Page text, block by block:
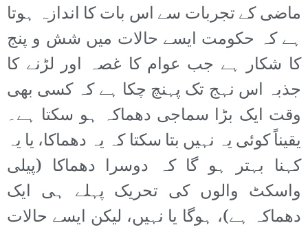
ماضی کے تجربات سے اس بات کا اندازہ ہوتا
ہے کہ حکومت ایسے حالات میں شش و پنج
کا شکار ہے جب عوام کا غصہ اور لڑنے کا
جذبہ اس نہج تک پہنچ چکا ہے کہ کسی بھی
وقت ایک بڑا سماجی دھماکہ ہو سکتا ہے۔
یقیناً کوئی یہ نہیں بتا سکتا کہ یہ دھماکا، یا یہ
کہنا بہتر ہو گا کہ دوسرا دھماکا (پیلی
واسکٹ والوں کی تحریک پہلے ہی ایک
دھماکہ ہے)، ہوگا یا نہیں، لیکن ایسے حالات